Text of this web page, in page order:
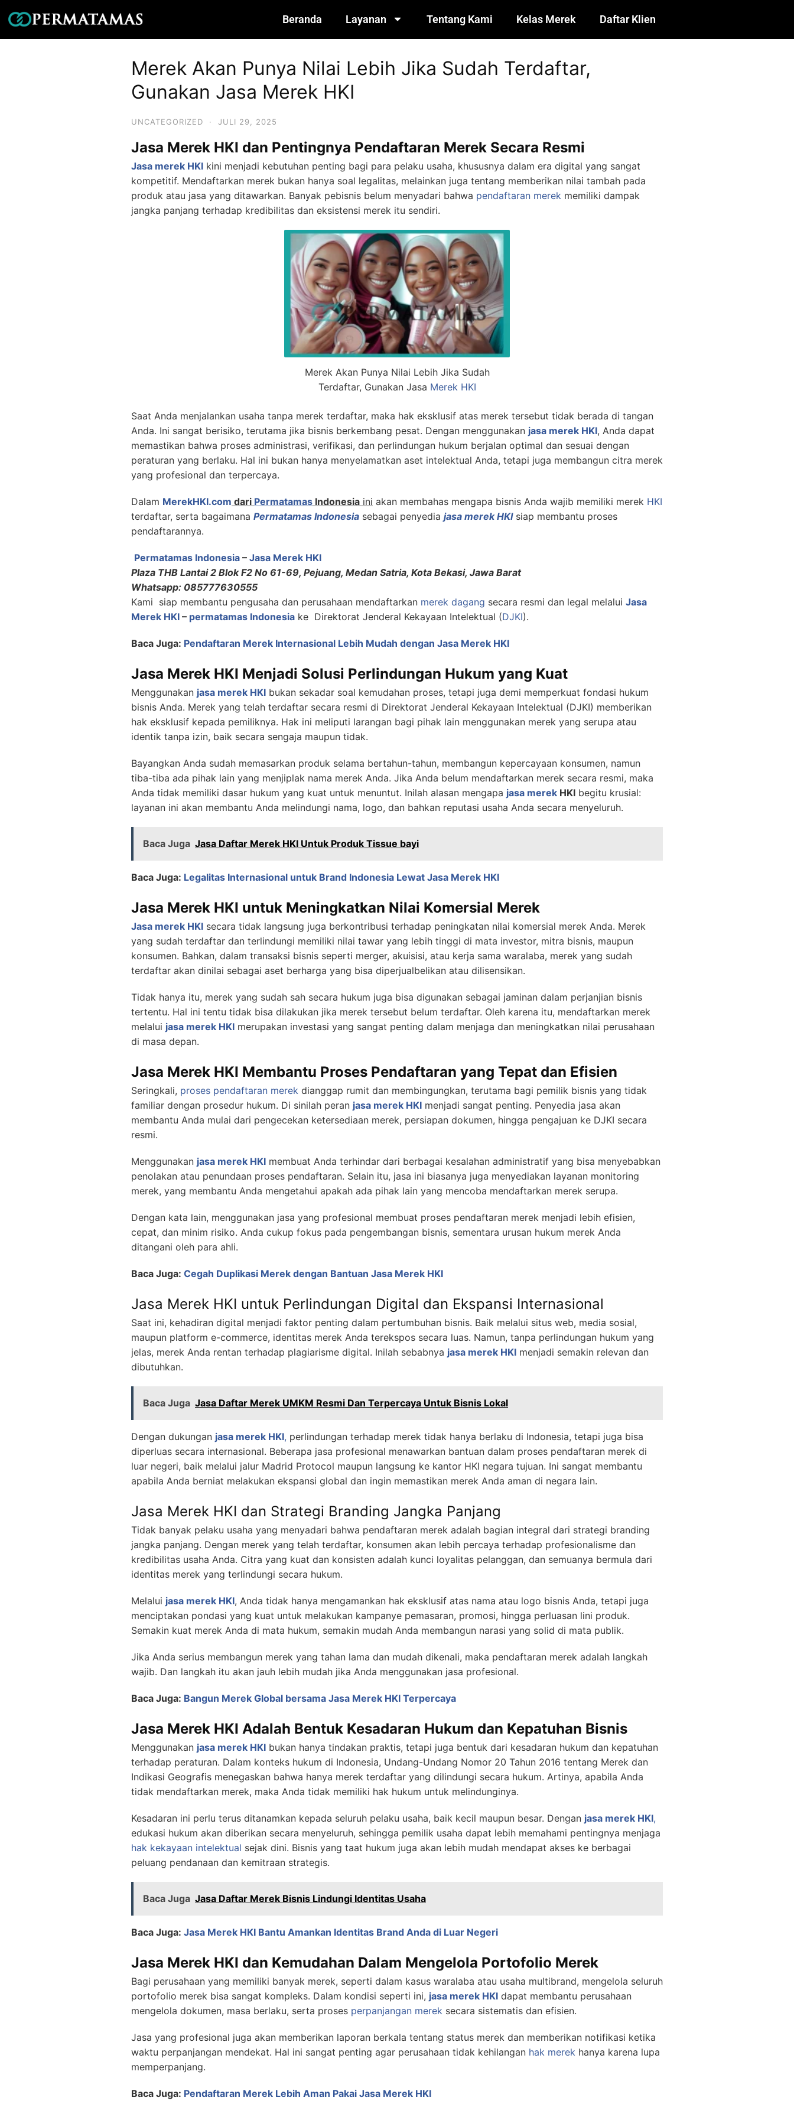
Beranda Layanan Tentang Kami Kelas Merek Daftar Klien
Merek Akan Punya Nilai Lebih Jika Sudah Terdaftar,
Gunakan Jasa Merek HKI
UNCATEGORIZED · JULI 29, 2025
Jasa Merek HKI dan Pentingnya Pendaftaran Merek Secara Resmi
Jasa merek HKI kini menjadi kebutuhan penting bagi para pelaku usaha, khususnya dalam era digital yang sangat
kompetitif. Mendaftarkan merek bukan hanya soal legalitas, melainkan juga tentang memberikan nilai tambah pada
produk atau jasa yang ditawarkan. Banyak pebisnis belum menyadari bahwa pendaftaran merek memiliki dampak
jangka panjang terhadap kredibilitas dan eksistensi merek itu sendiri.
Merek Akan Punya Nilai Lebih Jika Sudah
Terdaftar, Gunakan Jasa Merek HKI
Saat Anda menjalankan usaha tanpa merek terdaftar, maka hak eksklusif atas merek tersebut tidak berada di tangan
Anda. Ini sangat berisiko, terutama jika bisnis berkembang pesat. Dengan menggunakan jasa merek HKI, Anda dapat
memastikan bahwa proses administrasi, verifikasi, dan perlindungan hukum berjalan optimal dan sesuai dengan
peraturan yang berlaku. Hal ini bukan hanya menyelamatkan aset intelektual Anda, tetapi juga membangun citra merek
yang profesional dan terpercaya.
Dalam MerekHKI.com dari Permatamas Indonesia ini akan membahas mengapa bisnis Anda wajib memiliki merek HKI
terdaftar, serta bagaimana Permatamas Indonesia sebagai penyedia jasa merek HKIsiap membantu proses
pendaftarannya.
Permatamas Indonesia – Jasa Merek HKI
Plaza THB Lantai 2 Blok F2 No 61-69, Pejuang, Medan Satria, Kota Bekasi, Jawa Barat
Whatsapp: 085777630555
Kami siap membantu pengusaha dan perusahaan mendaftarkan merek dagang secara resmi dan legal melalui Jasa
Merek HKI – permatamas Indonesia ke Direktorat Jenderal Kekayaan Intelektual (DJKI).
Baca Juga: Pendaftaran Merek Internasional Lebih Mudah dengan Jasa Merek HKI
Jasa Merek HKI Menjadi Solusi Perlindungan Hukum yang Kuat
Menggunakan jasa merek HKI bukan sekadar soal kemudahan proses, tetapi juga demi memperkuat fondasi hukum
bisnis Anda. Merek yang telah terdaftar secara resmi di Direktorat Jenderal Kekayaan Intelektual (DJKI) memberikan
hak eksklusif kepada pemiliknya. Hak ini meliputi larangan bagi pihak lain menggunakan merek yang serupa atau
identik tanpa izin, baik secara sengaja maupun tidak.
Bayangkan Anda sudah memasarkan produk selama bertahun-tahun, membangun kepercayaan konsumen, namun
tiba-tiba ada pihak lain yang menjiplak nama merek Anda. Jika Anda belum mendaftarkan merek secara resmi, maka
Anda tidak memiliki dasar hukum yang kuat untuk menuntut. Inilah alasan mengapa jasa merek HKI begitu krusial:
layanan ini akan membantu Anda melindungi nama, logo, dan bahkan reputasi usaha Anda secara menyeluruh.
Baca Juga Jasa Daftar Merek HKI Untuk Produk Tissue bayi
Baca Juga: Legalitas Internasional untuk Brand Indonesia Lewat Jasa Merek HKI
Jasa Merek HKI untuk Meningkatkan Nilai Komersial Merek
Jasa merek HKI secara tidak langsung juga berkontribusi terhadap peningkatan nilai komersial merek Anda. Merek
yang sudah terdaftar dan terlindungi memiliki nilai tawar yang lebih tinggi di mata investor, mitra bisnis, maupun
konsumen. Bahkan, dalam transaksi bisnis seperti merger, akuisisi, atau kerja sama waralaba, merek yang sudah
terdaftar akan dinilai sebagai aset berharga yang bisa diperjualbelikan atau dilisensikan.
Tidak hanya itu, merek yang sudah sah secara hukum juga bisa digunakan sebagai jaminan dalam perjanjian bisnis
tertentu. Hal ini tentu tidak bisa dilakukan jika merek tersebut belum terdaftar. Oleh karena itu, mendaftarkan merek
melalui jasa merek HKI merupakan investasi yang sangat penting dalam menjaga dan meningkatkan nilai perusahaan
di masa depan.
Jasa Merek HKI Membantu Proses Pendaftaran yang Tepat dan Efisien
Seringkali, proses pendaftaran merek dianggap rumit dan membingungkan, terutama bagi pemilik bisnis yang tidak
familiar dengan prosedur hukum. Di sinilah peran jasa merek HKI menjadi sangat penting. Penyedia jasa akan
membantu Anda mulai dari pengecekan ketersediaan merek, persiapan dokumen, hingga pengajuan ke DJKI secara
resmi.
Menggunakan jasa merek HKI membuat Anda terhindar dari berbagai kesalahan administratif yang bisa menyebabkan
penolakan atau penundaan proses pendaftaran. Selain itu, jasa ini biasanya juga menyediakan layanan monitoring
merek, yang membantu Anda mengetahui apakah ada pihak lain yang mencoba mendaftarkan merek serupa.
Dengan kata lain, menggunakan jasa yang profesional membuat proses pendaftaran merek menjadi lebih efisien,
cepat, dan minim risiko. Anda cukup fokus pada pengembangan bisnis, sementara urusan hukum merek Anda
ditangani oleh para ahli.
Baca Juga: Cegah Duplikasi Merek dengan Bantuan Jasa Merek HKI
Jasa Merek HKI untuk Perlindungan Digital dan Ekspansi Internasional
Saat ini, kehadiran digital menjadi faktor penting dalam pertumbuhan bisnis. Baik melalui situs web, media sosial,
maupun platform e-commerce, identitas merek Anda terekspos secara luas. Namun, tanpa perlindungan hukum yang
jelas, merek Anda rentan terhadap plagiarisme digital. Inilah sebabnya jasa merek HKI menjadi semakin relevan dan
dibutuhkan.
Baca Juga Jasa Daftar Merek UMKM Resmi Dan Terpercaya Untuk Bisnis Lokal
Dengan dukungan jasa merek HKI, perlindungan terhadap merek tidak hanya berlaku di Indonesia, tetapi juga bisa
diperluas secara internasional. Beberapa jasa profesional menawarkan bantuan dalam proses pendaftaran merek di
luar negeri, baik melalui jalur Madrid Protocol maupun langsung ke kantor HKI negara tujuan. Ini sangat membantu
apabila Anda berniat melakukan ekspansi global dan ingin memastikan merek Anda aman di negara lain.
Jasa Merek HKI dan Strategi Branding Jangka Panjang
Tidak banyak pelaku usaha yang menyadari bahwa pendaftaran merek adalah bagian integral dari strategi branding
jangka panjang. Dengan merek yang telah terdaftar, konsumen akan lebih percaya terhadap profesionalisme dan
kredibilitas usaha Anda. Citra yang kuat dan konsisten adalah kunci loyalitas pelanggan, dan semuanya bermula dari
identitas merek yang terlindungi secara hukum.
Melalui jasa merek HKI, Anda tidak hanya mengamankan hak eksklusif atas nama atau logo bisnis Anda, tetapi juga
menciptakan pondasi yang kuat untuk melakukan kampanye pemasaran, promosi, hingga perluasan lini produk.
Semakin kuat merek Anda di mata hukum, semakin mudah Anda membangun narasi yang solid di mata publik.
Jika Anda serius membangun merek yang tahan lama dan mudah dikenali, maka pendaftaran merek adalah langkah
wajib. Dan langkah itu akan jauh lebih mudah jika Anda menggunakan jasa profesional.
Baca Juga: Bangun Merek Global bersama Jasa Merek HKI Terpercaya
Jasa Merek HKI Adalah Bentuk Kesadaran Hukum dan Kepatuhan Bisnis
Menggunakan jasa merek HKI bukan hanya tindakan praktis, tetapi juga bentuk dari kesadaran hukum dan kepatuhan
terhadap peraturan. Dalam konteks hukum di Indonesia, Undang-Undang Nomor 20 Tahun 2016 tentang Merek dan
Indikasi Geografis menegaskan bahwa hanya merek terdaftar yang dilindungi secara hukum. Artinya, apabila Anda
tidak mendaftarkan merek, maka Anda tidak memiliki hak hukum untuk melindunginya.
Kesadaran ini perlu terus ditanamkan kepada seluruh pelaku usaha, baik kecil maupun besar. Dengan jasa merek HKI,
edukasi hukum akan diberikan secara menyeluruh, sehingga pemilik usaha dapat lebih memahami pentingnya menjaga
hak kekayaan intelektual sejak dini. Bisnis yang taat hukum juga akan lebih mudah mendapat akses ke berbagai
peluang pendanaan dan kemitraan strategis.
Baca Juga Jasa Daftar Merek Bisnis Lindungi Identitas Usaha
Baca Juga: Jasa Merek HKI Bantu Amankan Identitas Brand Anda di Luar Negeri
Jasa Merek HKI dan Kemudahan Dalam Mengelola Portofolio Merek
Bagi perusahaan yang memiliki banyak merek, seperti dalam kasus waralaba atau usaha multibrand, mengelola seluruh
portofolio merek bisa sangat kompleks. Dalam kondisi seperti ini, jasa merek HKI dapat membantu perusahaan
mengelola dokumen, masa berlaku, serta proses perpanjangan merek secara sistematis dan efisien.
Jasa yang profesional juga akan memberikan laporan berkala tentang status merek dan memberikan notifikasi ketika
waktu perpanjangan mendekat. Hal ini sangat penting agar perusahaan tidak kehilangan hak merek hanya karena lupa
memperpanjang.
Baca Juga: Pendaftaran Merek Lebih Aman Pakai Jasa Merek HKI